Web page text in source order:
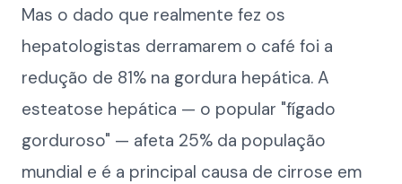
Mas o dado que realmente fez os
hepatologistas derramarem o café foi a
redução de 81% na gordura hepática. A
esteatose hepática — o popular "fígado
gorduroso" — afeta 25% da população
mundial e é a principal causa de cirrose em